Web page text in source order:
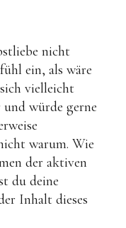
Instagram
CORINNA KUHNERT
nicht
ein, als wäre
vielleicht
und würde gerne
warum. Wie
der aktiven
du deine
Inhalt dieses